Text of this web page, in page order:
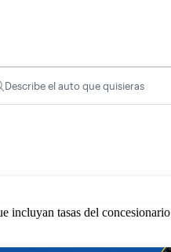
Describe el auto que quisieras
incluyan tasas del concesionario